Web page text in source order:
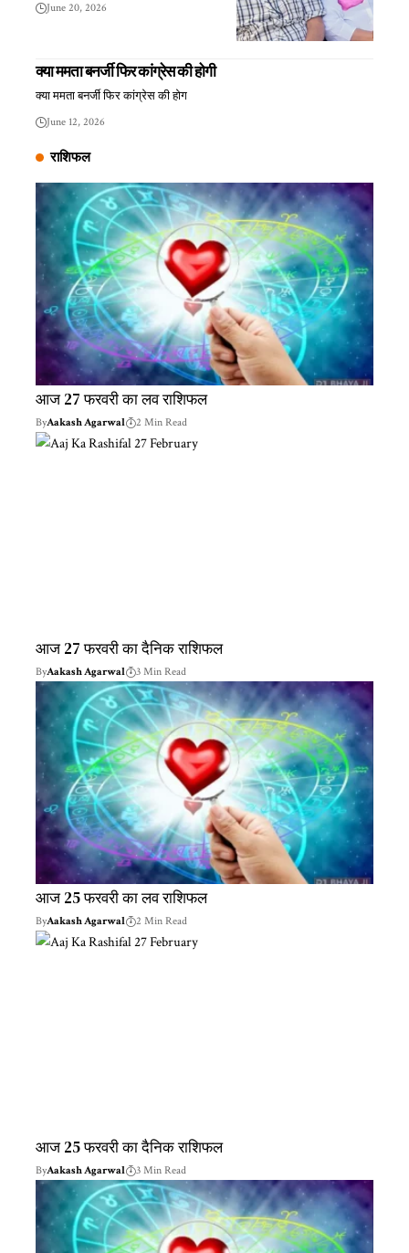
June 20, 2026
क्या ममता बनर्जी फिर कांग्रेस की होगी
क्या ममता बनर्जी फिर कांग्रेस की होग
June 12, 2026
राशिफल
आज 27 फरवरी का लव राशिफल
ByAakash Agarwal 2 Min Read
आज 27 फरवरी का दैनिक राशिफल
ByAakash Agarwal 3 Min Read
आज 25 फरवरी का लव राशिफल
ByAakash Agarwal 2 Min Read
आज 25 फरवरी का दैनिक राशिफल
ByAakash Agarwal 3 Min Read